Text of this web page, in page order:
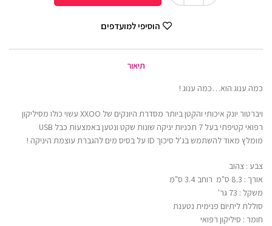
הוסיפי למועדפים
תיאור
כמה ענוג הוא…כמה ענוג !
ויברטור יונק איכותי והקטן ביותר מסדרת היונקים של XXOO עשוי כולו מסיליקון
רפואי קטיפתי בעל 7 תכניות יניקה שונות שקט ונטען באמצעות כבל USB
מומלץ מאוד להשתמש בג'ל סיכוך ID על בסיס מים להגברת עוצמת היניקה !
צבע : צהוב
אורך : 8.3 ס"מ רוחב 3.4 ס"מ
משקל : 73 גר'
סוללת ליתיום פנימית נטענת
חומר : סיליקון רפואי